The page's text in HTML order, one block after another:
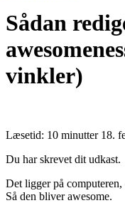
Sådan
vinkler)
Læsetid: 10 minutter 18.
Du har skrevet dit udkast.
Det ligger på
Så den bliver awesome.